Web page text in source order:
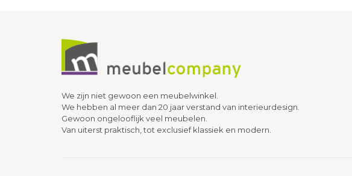
We zijn niet gewoon een meubelwinkel.
We hebben al meer dan 20 jaar verstand van interieurdesign.
Gewoon ongelooflijk veel meubelen.
Van uiterst praktisch, tot exclusief klassiek en modern.